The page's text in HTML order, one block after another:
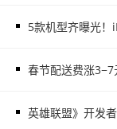
5款机型齐曝光
春节配送费涨3−7
英雄联盟》开发